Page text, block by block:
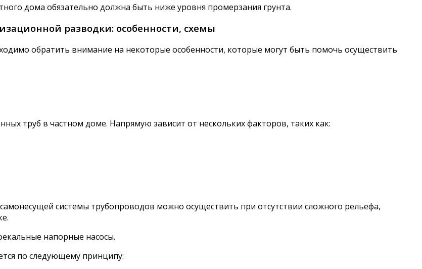
дома обязательно должна быть ниже уровня промерзания грунта.
разводки: особенности, схемы
обратить внимание на некоторые особенности, которые могут быть помочь осуществить
труб в частном доме. Напрямую зависит от нескольких факторов, таких как:
системы трубопроводов можно осуществить при отсутствии сложного рельефа,
напорные насосы.
по следующему принципу: